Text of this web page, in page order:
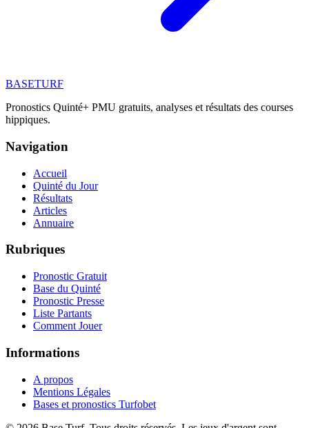
BASETURF
Pronostics Quinté+ PMU gratuits, analyses et résultats des courses
hippiques.
Navigation
Accueil
Quinté du Jour
Résultats
Articles
Annuaire
Rubriques
Pronostic Gratuit
Base du Quinté
Pronostic Presse
Liste Partants
Comment Jouer
Informations
A propos
Mentions Légales
Bases et pronostics Turfobet